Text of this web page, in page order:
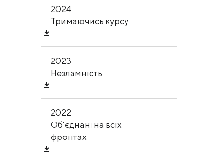
2024
Тримаючись курсу
2023
Незламність
2022
Об’єднані на всіх
фронтах